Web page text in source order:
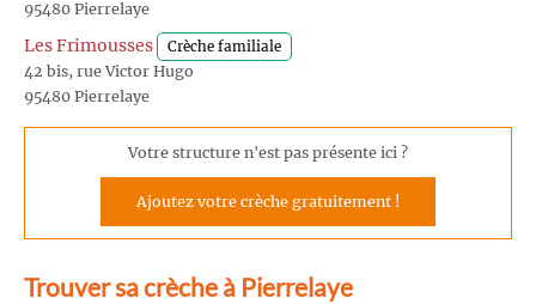
95480 Pierrelaye
Les Frimousses Crèche familiale
42 bis, rue Victor Hugo
95480 Pierrelaye
Votre structure n'est pas présente ici ?
Ajoutez votre crèche gratuitement !
Trouver sa crèche à Pierrelaye